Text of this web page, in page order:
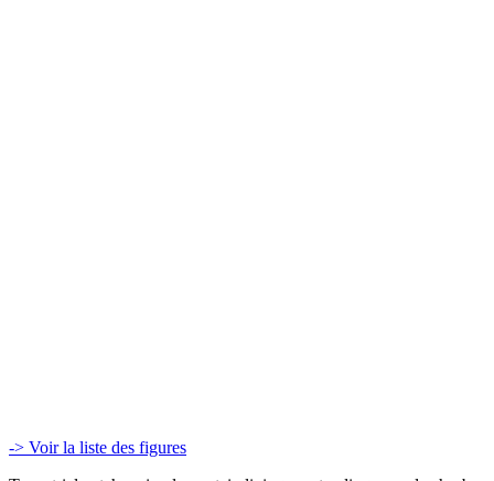
-> Voir la liste des figures